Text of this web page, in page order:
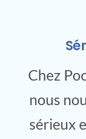
Chez
nous
sérieux